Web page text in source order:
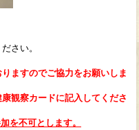
さい。
ますのでご協力をお願いしま
観察カードに記入してくださ
を不可とします。